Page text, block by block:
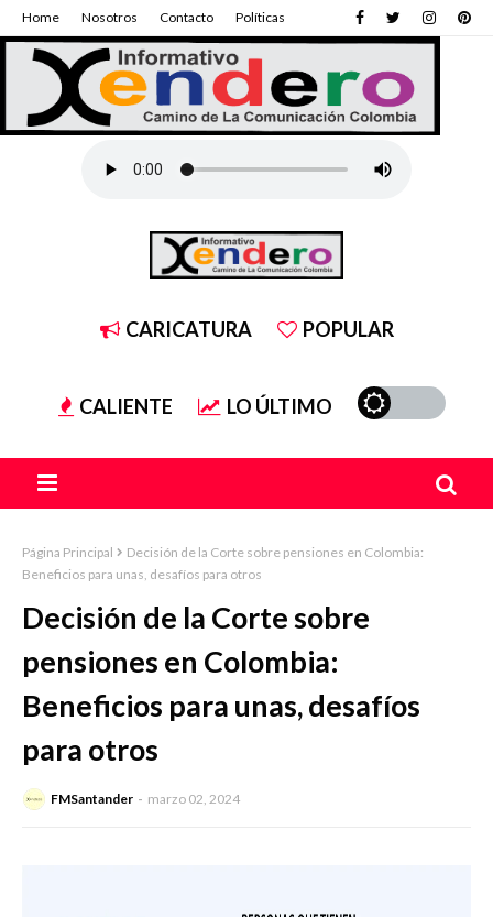
Home Nosotros Contacto Políticas
CARICATURA POPULAR
CALIENTE LO ÚLTIMO
Página Principal
Decisión de la Corte sobre pensiones en Colombia:
Beneficios para unas, desafíos para otros
Decisión de la Corte sobre
pensiones en Colombia:
Beneficios para unas, desafíos
para otros
FMSantander marzo 02, 2024